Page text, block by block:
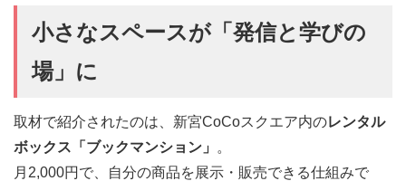
小さなスペースが「発信と学びの
場」に
取材で紹介されたのは、新宮CoCoスクエア内のレンタル
ボックス「ブックマンション」
。
月2,000円で、自分の商品を展示・販売できる仕組みで